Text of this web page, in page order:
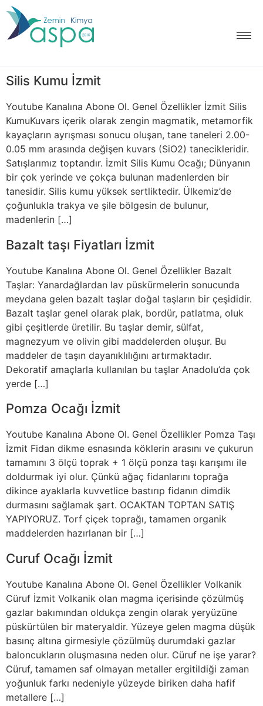
Silis Kumu İzmit
Youtube Kanalına Abone Ol. Genel Özellikler İzmit Silis
KumuKuvars içerik olarak zengin magmatik, metamorfik
kayaçların ayrışması sonucu oluşan, tane taneleri 2.00-
0.05 mm arasında değişen kuvars (SiO2) tanecikleridir.
Satışlarımız toptandır. İzmit Silis Kumu Ocağı; Dünyanın
bir çok yerinde ve çokça bulunan madenlerden bir
tanesidir. Silis kumu yüksek sertliktedir. Ülkemiz’de
çoğunlukla trakya ve şile bölgesin de bulunur,
madenlerin […]
Bazalt taşı Fiyatları İzmit
Youtube Kanalına Abone Ol. Genel Özellikler Bazalt
Taşlar: Yanardağlardan lav püskürmelerin sonucunda
meydana gelen bazalt taşlar doğal taşların bir çeşididir.
Bazalt taşlar genel olarak plak, bordür, patlatma, oluk
gibi çeşitlerde üretilir. Bu taşlar demir, sülfat,
magnezyum ve olivin gibi maddelerden oluşur. Bu
maddeler de taşın dayanıklılığını artırmaktadır.
Dekoratif amaçlarla kullanılan bu taşlar Anadolu’da çok
yerde […]
Pomza Ocağı İzmit
Youtube Kanalına Abone Ol. Genel Özellikler Pomza Taşı
İzmit Fidan dikme esnasında köklerin arasını ve çukurun
tamamını 3 ölçü toprak + 1 ölçü ponza taşı karışımı ile
doldurmak iyi olur. Çünkü ağaç fidanlarını toprağa
dikince ayaklarla kuvvetlice bastırıp fidanın dimdik
durmasını sağlamak şart. OCAKTAN TOPTAN SATIŞ
YAPIYORUZ. Torf çiçek toprağı, tamamen organik
maddelerden hazırlanan bir […]
Curuf Ocağı İzmit
Youtube Kanalına Abone Ol. Genel Özellikler Volkanik
Cüruf İzmit Volkanik olan magma içerisinde çözülmüş
gazlar bakımından oldukça zengin olarak yeryüzüne
püskürtülen bir materyaldir. Yüzeye gelen magma düşük
basınç altına girmesiyle çözülmüş durumdaki gazlar
baloncukların oluşmasına neden olur. Cüruf ne işe yarar?
Cüruf, tamamen saf olmayan metaller ergitildiği zaman
yoğunluk farkı nedeniyle yüzeyde biriken daha hafif
metallere […]